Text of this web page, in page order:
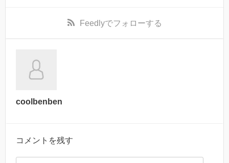
Feedlyでフォローする
coolbenben
コメントを残す